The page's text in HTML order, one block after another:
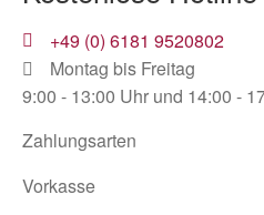
+49 (0) 6181 9520802
Montag bis Freitag
9:00 - 13:00 Uhr und 14:00 -
Zahlungsarten
Vorkasse